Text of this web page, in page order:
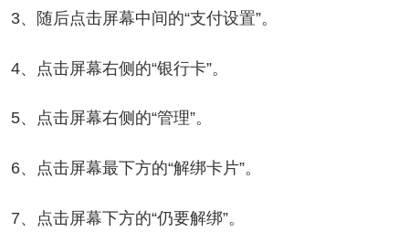
3、随后点击屏幕中间的“支付设置”。
4、点击屏幕右侧的“银行卡”。
5、点击屏幕右侧的“管理”。
6、点击屏幕最下方的“解绑卡片”。
7、点击屏幕下方的“仍要解绑”。